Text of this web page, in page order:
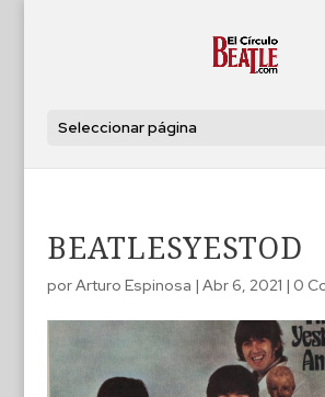
Seleccionar página
BEATLESYESTOD
porArturo Espinosa | Abr 6, 2021 | 0